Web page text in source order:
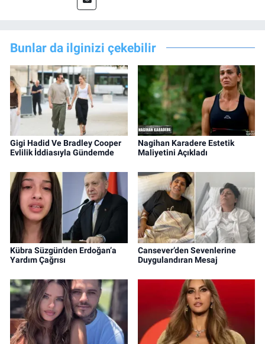
Bunlar da ilginizi çekebilir
Gigi Hadid Ve Bradley Cooper
Evlilik İddiasıyla Gündemde
Nagihan Karadere Estetik
Maliyetini Açıkladı
Kübra Süzgün’den Erdoğan’a
Yardım Çağrısı
Cansever’den Sevenlerine
Duygulandıran Mesaj